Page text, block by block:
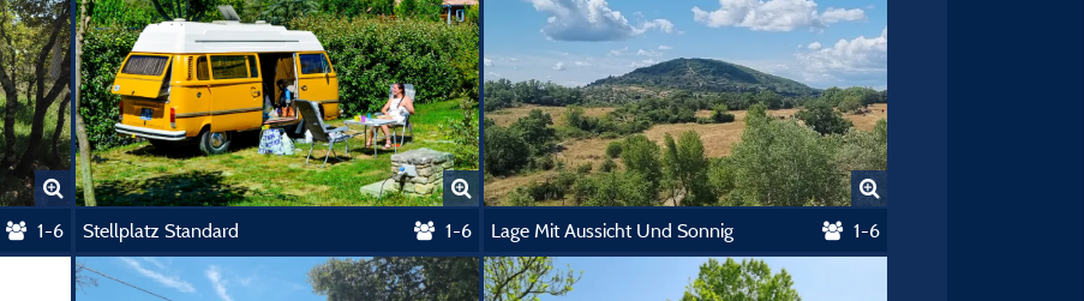
1-6 Stellplatz Standard 1-6 Lage Mit Aussicht Und Sonnig 1-6